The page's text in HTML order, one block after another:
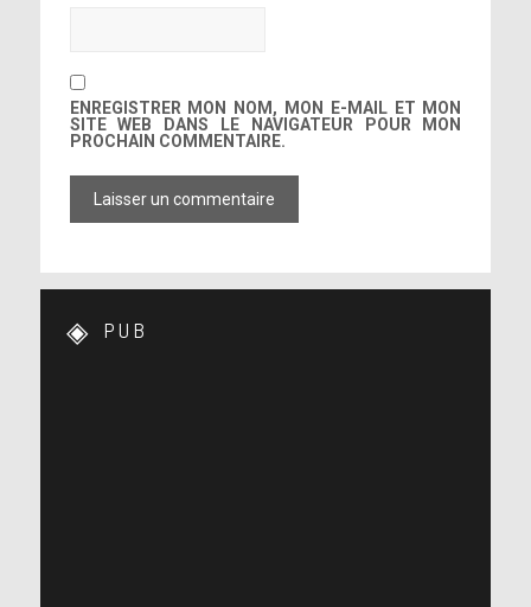
ENREGISTRER MON NOM, MON E-MAIL ET MON
SITE WEB DANS LE NAVIGATEUR POUR MON
PROCHAIN COMMENTAIRE.
PUB